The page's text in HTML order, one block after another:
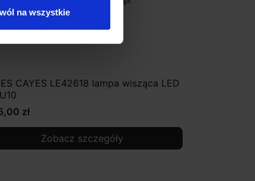
na wszystkie
CAYES LE42618 lampa wisząca LED
zł
Zobacz szczegóły